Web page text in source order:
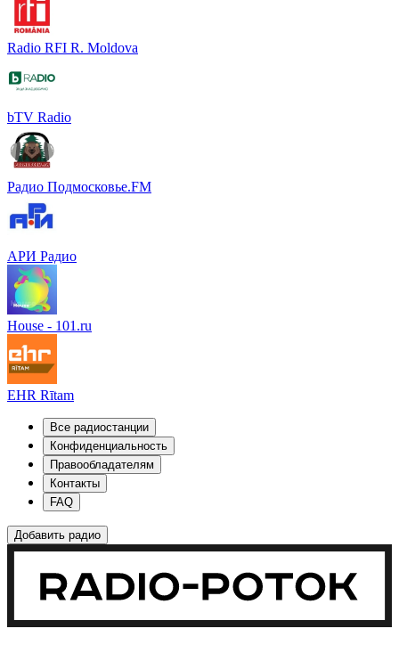
Radio RFI R. Moldova
bTV Radio
Радио Подмосковье.FM
АРИ Радио
House - 101.ru
EHR Rītam
Все радиостанции
Конфиденциальность
Правообладателям
Контакты
FAQ
Добавить радио